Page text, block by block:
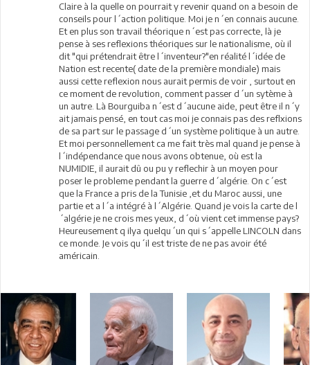
Claire à la quelle on pourrait y revenir quand on a besoin de
conseils pour l´action politique. Moi je n´en connais aucune.
Et en plus son travail théorique n´est pas correcte, là je
pense à ses reflexions théoriques sur le nationalisme, où il
dit "qui prétendrait être l´inventeur?"en réalité l´idée de
Nation est recente( date de la première mondiale) mais
aussi cette reflexion nous aurait permis de voir , surtout en
ce moment de revolution, comment passer d´un sytème à
un autre. Là Bourguiba n´est d´aucune aide, peut être il n´y
ait jamais pensé, en tout cas moi je connais pas des reflxions
de sa part sur le passage d´un système politique à un autre.
Et moi personnellement ca me fait très mal quand je pense à
l´indépendance que nous avons obtenue, où est la
NUMIDIE, il aurait dû ou pu y reflechir à un moyen pour
poser le probleme pendant la guerre d´algérie. On c´est
que la France a pris de la Tunisie ,et du Maroc aussi, une
partie et a l´a intégré à l´Algérie. Quand je vois la carte de l
´algérie je ne crois mes yeux, d´où vient cet immense pays?
Heureusement q ilya quelqu´un qui s´appelle LINCOLN dans
ce monde. Je vois qu´il est triste de ne pas avoir été
américain.